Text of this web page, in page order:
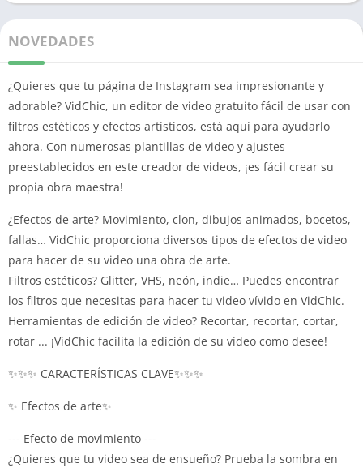
NOVEDADES
¿Quieres que tu página de Instagram sea impresionante y
adorable? VidChic, un editor de video gratuito fácil de usar con
filtros estéticos y efectos artísticos, está aquí para ayudarlo
ahora. Con numerosas plantillas de video y ajustes
preestablecidos en este creador de videos, ¡es fácil crear su
propia obra maestra!
¿Efectos de arte? Movimiento, clon, dibujos animados, bocetos,
fallas… VidChic proporciona diversos tipos de efectos de video
para hacer de su video una obra de arte.
Filtros estéticos? Glitter, VHS, neón, indie… Puedes encontrar
los filtros que necesitas para hacer tu video vívido en VidChic.
Herramientas de edición de video? Recortar, recortar, cortar,
rotar ... ¡VidChic facilita la edición de su vídeo como desee!
✨✨✨ CARACTERÍSTICAS CLAVE✨✨✨
✨ Efectos de arte✨
--- Efecto de movimiento ---
¿Quieres que tu video sea de ensueño? Prueba la sombra en